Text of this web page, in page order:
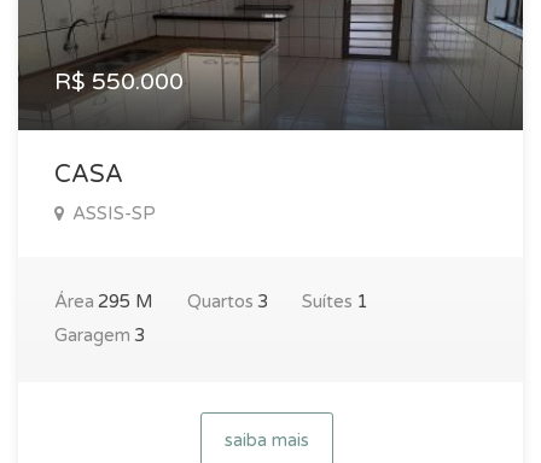
R$ 550.000
CASA
ASSIS-SP
Área 295 M Quartos 3 Suítes 1
Garagem 3
saiba mais